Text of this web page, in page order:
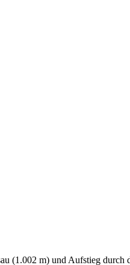
(1.002 m) und Aufstieg